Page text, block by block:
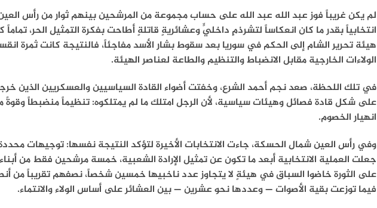
لم يكن غريباً فوز عبد الله عبد الله على حساب مجموعة من المرشحين بينهم ثوار من رأس
انتخابياً بقدر ما كان انعكاساً لتشرذمٍ داخليٍّ وعشائريةٍ قاتلةٍ أطاحت بفكرة التمثيل الحر،
هيئة تحرير الشام إلى الحكم في سوريا بعد سقوط بشار الأسد مفاجئاً، فالنتيجة كانت ثمرة
الولاءات الخارجية مقابل الانضباط والتنظيم والطاعة لعناصر الهيئة.
في تلك اللحظة، صعد نجم أحمد الشرع، وخفتت أضواء القادة السياسيين والعسكريين الذين
على شكل قادة فصائل وهيئات سياسية، لأن الرجل امتلك ما لم يمتلكوه: تنظيماً منضبطاً
انهيار الخصوم.
وفي رأس العين شمال الحسكة، جاءت الانتخابات الأخيرة لتؤكد النتيجة نفسها: توجيهات
جعلت العملية الانتخابية أبعد ما تكون عن تمثيل الإرادة الشعبية، خمسة مرشحين فقط من
على الثورة خاضوا السباق في هيئةٍ لا يتجاوز عدد ناخبيها خمسين شخصاً، نصفهم تقريباً من
فيما توزعت بقية الأصوات — وعددها نحو عشرين — بين العشائر على أساس الولاء والانتماء.